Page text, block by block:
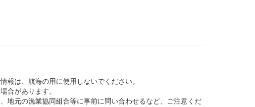
は、航海の用に使用しないでください。
合があります。
地元の漁業協同組合等に事前に問い合わせるなど、ご注意くだ